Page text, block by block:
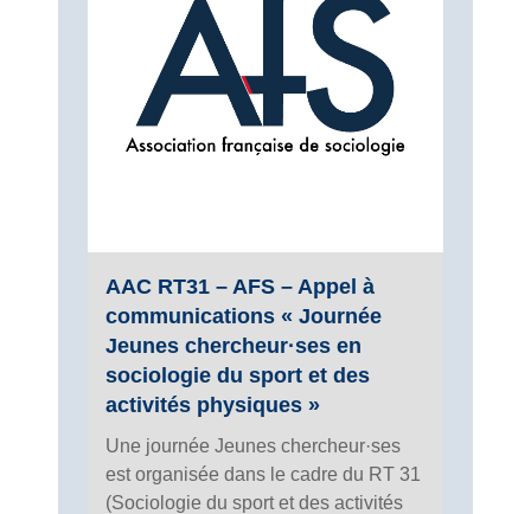
AAC RT31 – AFS – Appel à
communications « Journée
Jeunes chercheur·ses en
sociologie du sport et des
activités physiques »
Une journée Jeunes chercheur·ses
est organisée dans le cadre du RT 31
(Sociologie du sport et des activités